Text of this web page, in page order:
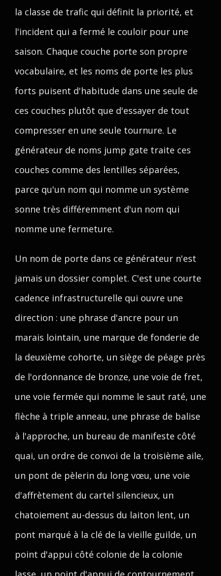
la classe de trafic qui définit la priorité, et
l'incident qui a fermé le couloir pour une
saison. Chaque couche porte son propre
vocabulaire, et les noms de porte les plus
forts puisent d'habitude dans une seule de
ces couches plutôt que d'essayer de tout
compresser en une seule tournure. Le
générateur de noms jump gate traite ces
couches comme des lentilles séparées,
parce qu'un nom qui nomme un système
sonne très différemment d'un nom qui
nomme une fermeture.
Un nom de porte dans ce générateur n'est
jamais un dossier complet. C'est une courte
cadence infrastructurelle qui ouvre une
direction : une phrase d'ancre pour un
marais lointain, une marque de fonderie de
la deuxième cohorte, un siège de péage près
de l'ordonnance de bronze, une voie de fret,
une voie fermée qui nomme le saut raté, une
flèche à triple anneau, une phrase de balise
à l'approche, un bureau de manifeste côté
quai, un ordre de convoi de la troisième aile,
un pont de pèlerin du long vœu, une voie
d'affrètement du cartel silencieux, un
chatoiement au-dessus du laiton lent, un
pont marqué à la clé de la vieille guilde, un
point d'appui côté colonie de la colonie